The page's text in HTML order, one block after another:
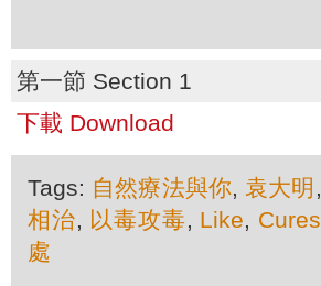
第一節 Section 1
下載 Download
Tags: 自然療法與你,袁大明 ,
相治, 以毒攻毒, Like, Cures
處